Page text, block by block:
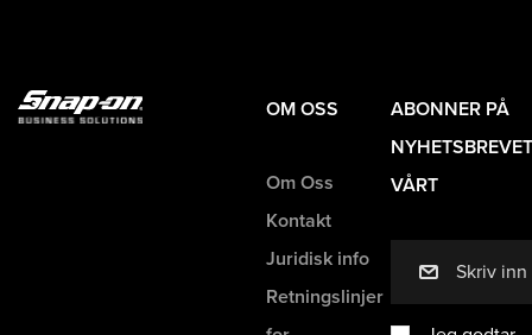
OM OSS
Om Oss
Kontakt
Juridisk info
Retningslinjer
ABONNER PÅ
NYHETSBREVET
VÅRT
mail